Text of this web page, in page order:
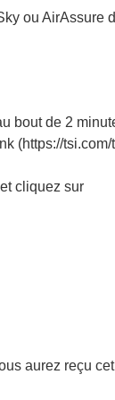
ou AirAssure
bout de 2
(https://tsi.com/
cliquez sur
aurez reçu